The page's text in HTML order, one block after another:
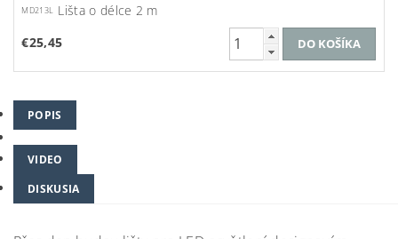
MD213L Lišta o délce 2 m
€25,45
POPIS
VIDEO
DISKUSIA